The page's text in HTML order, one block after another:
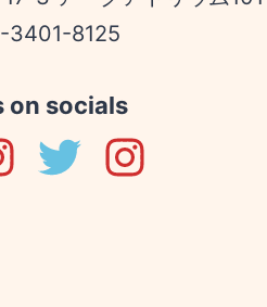
3401-8125
on socials